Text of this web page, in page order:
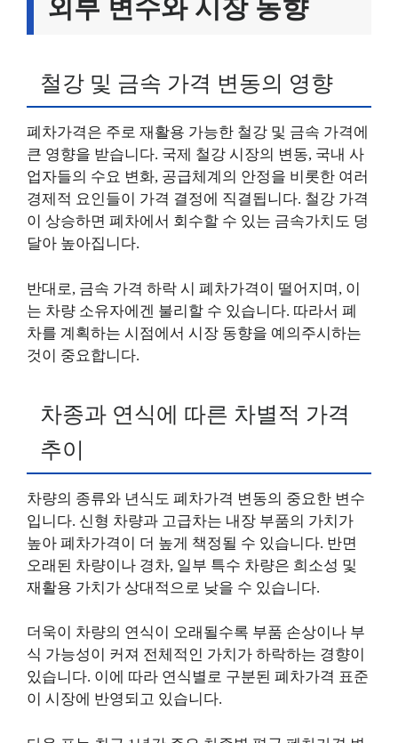
외부 변수와 시장 동향
철강 및 금속 가격 변동의 영향
폐차가격은 주로 재활용 가능한 철강 및 금속 가격에
큰 영향을 받습니다. 국제 철강 시장의 변동, 국내 사
업자들의 수요 변화, 공급체계의 안정을 비롯한 여러
경제적 요인들이 가격 결정에 직결됩니다. 철강 가격
이 상승하면 폐차에서 회수할 수 있는 금속가치도 덩
달아 높아집니다.
반대로, 금속 가격 하락 시 폐차가격이 떨어지며, 이
는 차량 소유자에겐 불리할 수 있습니다. 따라서 폐
차를 계획하는 시점에서 시장 동향을 예의주시하는
것이 중요합니다.
차종과 연식에 따른 차별적 가격
추이
차량의 종류와 년식도 폐차가격 변동의 중요한 변수
입니다. 신형 차량과 고급차는 내장 부품의 가치가
높아 폐차가격이 더 높게 책정될 수 있습니다. 반면
오래된 차량이나 경차, 일부 특수 차량은 희소성 및
재활용 가치가 상대적으로 낮을 수 있습니다.
더욱이 차량의 연식이 오래될수록 부품 손상이나 부
식 가능성이 커져 전체적인 가치가 하락하는 경향이
있습니다. 이에 따라 연식별로 구분된 폐차가격 표준
이 시장에 반영되고 있습니다.